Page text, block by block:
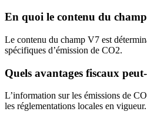
En quoi le contenu du
Le contenu du champ V7 est
spécifiques d’émission de CO2.
Quels avantages fiscaux
L’information sur les émissions de
les réglementations locales en vigueur.